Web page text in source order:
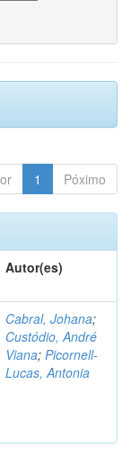
1 Póximo
Autor(es)
Cabral, Johana;
Custódio, André
Viana; Picornell-
Lucas, Antonia